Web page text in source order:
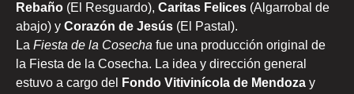
Rebaño (El Resguardo), Caritas Felices (Algarrobal de
abajo) y Corazón de Jesús (El Pastal).
La Fiesta de la Cosecha fue una producción original de
la Fiesta de la Cosecha. La idea y dirección general
estuvo a cargo del
Fondo Vitivinícola de Mendoza y